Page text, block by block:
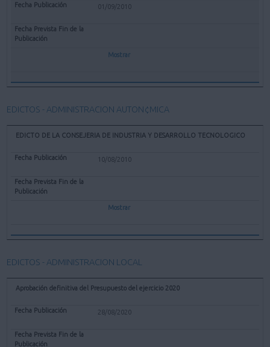
01/09/2010
Mostrar
EDICTOS - ADMINISTRACION AUTON¢MICA
EDICTO DE LA CONSEJERIA DE INDUSTRIA Y DESARROLLO TECNOLOGICO
10/08/2010
Mostrar
EDICTOS - ADMINISTRACION LOCAL
Aprobación definitiva del Presupuesto del ejercicio 2020
28/08/2020